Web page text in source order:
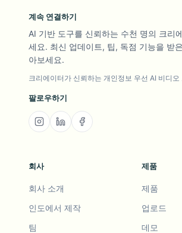
계속 연결하기
AI 기반 도구를 신뢰하는 수천 명의 크리
세요. 최신 업데이트, 팁, 독점 기능을 받
아보세요.
크리에이터가 신뢰하는 개인정보 우선 AI 비디오
팔로우하기
회사
회사 소개
인도에서 제작
팀
제품
제품
업로드
데모